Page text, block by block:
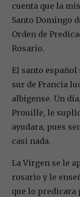
cuenta que la
Santo Domingo
Orden de
Rosario.
El santo español
sur de Francia
albigense. Un
Prouille, le
ayudara, pues
casi nada.
La Virgen se le
rosario y le
que lo predicara